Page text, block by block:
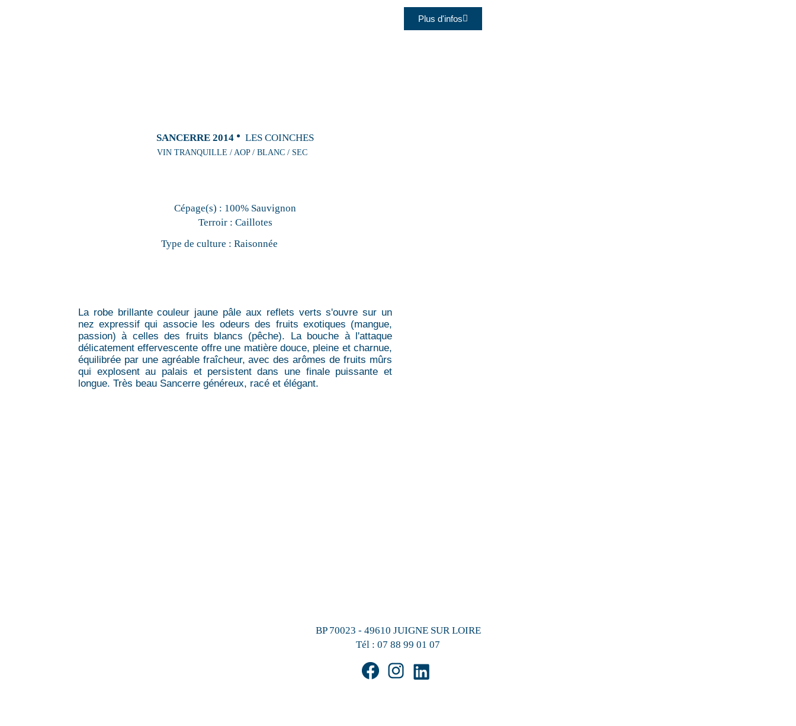
SANCERRE 2014 LES COINCHES
VIN TRANQUILLE / AOP / BLANC / SEC
Cépage(s) : 100% Sauvignon
Terroir : Caillotes
Type de culture : Raisonnée
La robe brillante couleur jaune pâle aux reflets verts s'ouvre sur un
nez expressif qui associe les odeurs des fruits exotiques (mangue,
passion) à celles des fruits blancs (pêche). La bouche à l'attaque
délicatement effervescente offre une matière douce, pleine et charnue,
équilibrée par une agréable fraîcheur, avec des arômes de fruits mûrs
qui explosent au palais et persistent dans une finale puissante et
longue. Très beau Sancerre généreux, racé et élégant.
Plus d'infos
BP 70023 - 49610 JUIGNE SUR LOIRE
Tél : 07 88 99 01 07